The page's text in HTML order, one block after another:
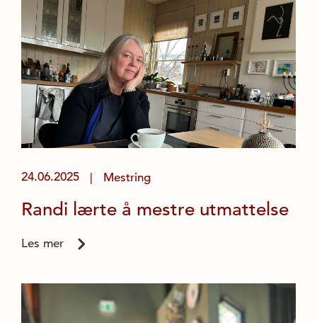
24.06.2025 Mestring
Randi lærte å mestre utmattelse
Les mer